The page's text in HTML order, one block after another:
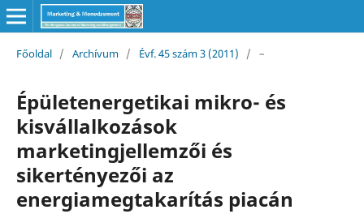
Főoldal / Archívum / Évf. 45 szám 3 (2011) / –
Épületenergetikai mikro- és
kisvállalkozások
marketingjellemzői és
sikertényezői az
energiamegtakarítás piacán